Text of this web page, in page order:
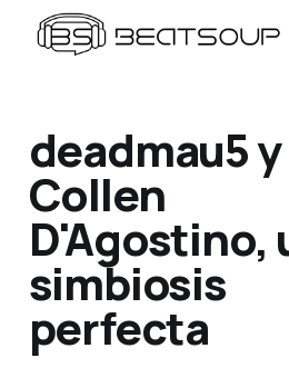
deadmau5 y
Collen
D'Agostino,
simbiosis
perfecta